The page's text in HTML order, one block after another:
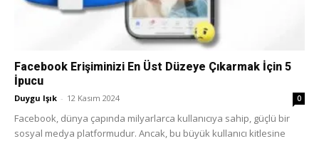
Facebook Erişiminizi En Üst Düzeye Çıkarmak İçin 5
İpucu
Duygu Işık - 12 Kasım 2024 0
Facebook, dünya çapında milyarlarca kullanıcıya sahip, güçlü bir
sosyal medya platformudur. Ancak, bu büyük kullanıcı kitlesine